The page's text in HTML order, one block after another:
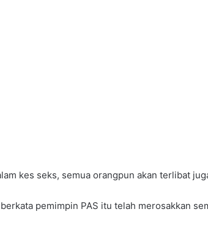
kes seks, semua orangpun akan terlibat
pemimpin PAS itu telah merosakkan